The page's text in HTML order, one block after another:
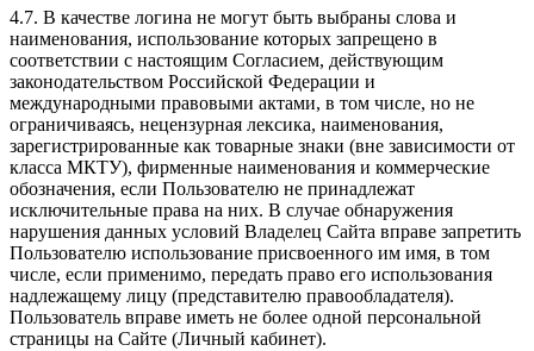
4.7. В качестве логина не могут быть выбраны слова и
наименования, использование которых запрещено в
соответствии с настоящим Согласием, действующим
законодательством Российской Федерации и
международными правовыми актами, в том числе, но не
ограничиваясь, нецензурная лексика, наименования,
зарегистрированные как товарные знаки (вне зависимости от
класса МКТУ), фирменные наименования и коммерческие
обозначения, если Пользователю не принадлежат
исключительные права на них. В случае обнаружения
нарушения данных условий Владелец Сайта вправе запретить
Пользователю использование присвоенного им имя, в том
числе, если применимо, передать право его использования
надлежащему лицу (представителю правообладателя).
Пользователь вправе иметь не более одной персональной
страницы на Сайте (Личный кабинет).